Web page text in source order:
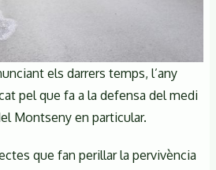
els darrers temps, l’any
pel que fa a la defensa del medi
Montseny en particular.
que fan perillar la pervivència